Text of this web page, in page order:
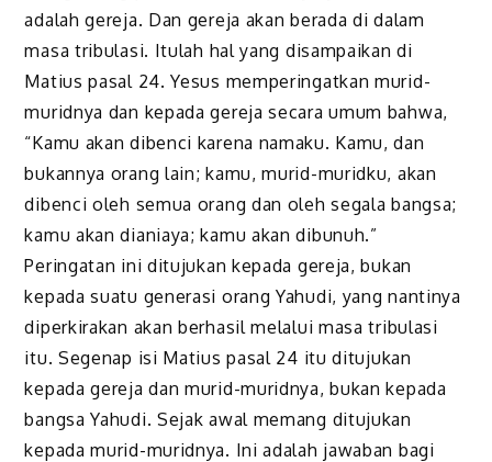
adalah gereja. Dan gereja akan berada di dalam
masa tribulasi. Itulah hal yang disampaikan di
Matius pasal 24.Yesus memperingatkan murid-
muridnya dan kepada gereja secara umum bahwa,
“Kamu akan dibenci karena namaku. Kamu, dan
bukannya orang lain; kamu, murid-muridku, akan
dibenci oleh semua orang dan oleh segala bangsa;
kamu akan dianiaya; kamu akan dibunuh.”
Peringatan ini ditujukan kepada gereja, bukan
kepada suatu generasi orang Yahudi, yang nantinya
diperkirakan akan berhasil melalui masa tribulasi
itu. Segenap isi Matius pasal 24 itu ditujukan
kepada gereja dan murid-muridnya, bukan kepada
bangsa Yahudi. Sejak awal memang ditujukan
kepada murid-muridnya. Ini adalah jawaban bagi